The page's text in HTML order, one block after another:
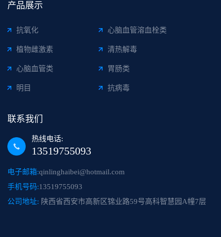
产品展示
抗氧化 心脑血管溶血栓类
植物雌激素 清热解毒
心脑血管类 胃肠类
明目 抗病毒
联系我们
热线电话:
13519755093
电子邮箱:qinlinghaibei@hotmail.com
手机号码:13519755093
公司地址: 陕西省西安市高新区锦业路59号高科智慧园A幢7层